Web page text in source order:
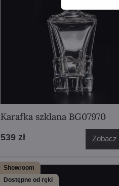
Karafka szklana BG07970
539 zł Zobacz
Showroom
Dostępne od ręki